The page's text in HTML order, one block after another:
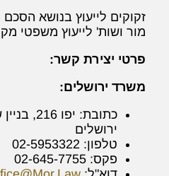
זקוקים לייעוץ בנושא
מור ושות' לייעוץ משפטי
פרטי יצירת קשר:
משרד ירושלים:
ירושלים
טלפון: 02-5953322
פקס: 02-645-7755